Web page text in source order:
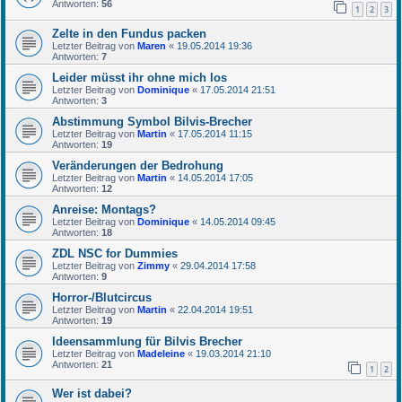
Antworten: 56 1 2 3
Zelte in den Fundus packen
Letzter Beitrag von Maren « 19.05.2014 19:36
Antworten: 7
Leider müsst ihr ohne mich los
Letzter Beitrag von Dominique « 17.05.2014 21:51
Antworten: 3
Abstimmung Symbol Bilvis-Brecher
Letzter Beitrag von Martin « 17.05.2014 11:15
Antworten: 19
Veränderungen der Bedrohung
Letzter Beitrag von Martin « 14.05.2014 17:05
Antworten: 12
Anreise: Montags?
Letzter Beitrag von Dominique « 14.05.2014 09:45
Antworten: 18
ZDL NSC for Dummies
Letzter Beitrag von Zimmy « 29.04.2014 17:58
Antworten: 9
Horror-/Blutcircus
Letzter Beitrag von Martin « 22.04.2014 19:51
Antworten: 19
Ideensammlung für Bilvis Brecher
Letzter Beitrag von Madeleine « 19.03.2014 21:10
Antworten: 21 1 2
Wer ist dabei?